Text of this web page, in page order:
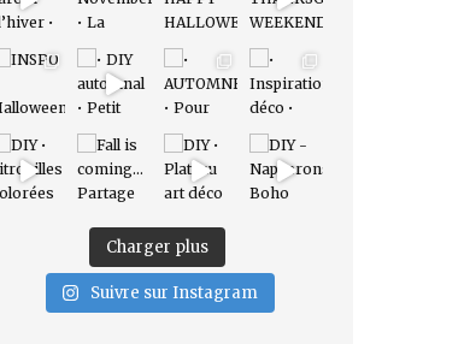
Charger plus
Suivre sur Instagram